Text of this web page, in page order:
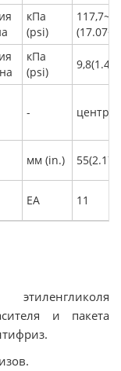
кПа
(psi)
кПа
(psi)
9,8(1.42)
-
мм (in.) 55(2.17)
ЕА 11
и пакета